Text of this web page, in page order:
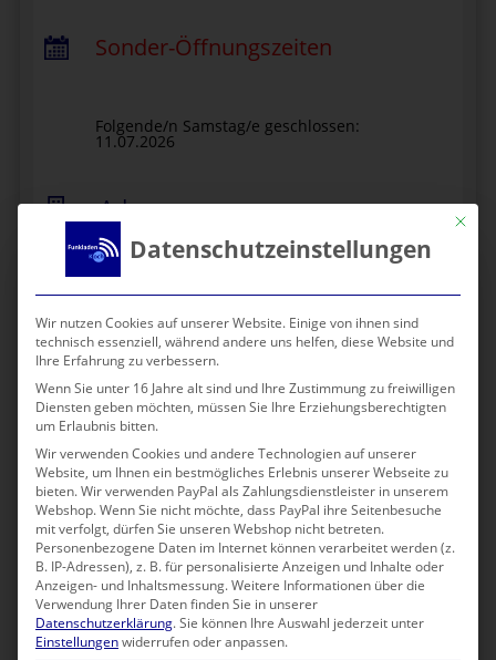
Sonder-Öffnungszeiten
Folgende/n Samstag/e geschlossen:
11.07.2026
Adresse
Niederauer Str. 43 | 01662 Meißen
ÖPNV:
ElbeCenter”
❯ ÖPNV-Linien-Info
Parken:
Parkplatz vorhanden
❯ Route finden
Telefon
+49 3521 731407
Shop-Telefon
+49 351 26056270
Funkladen-
Hotline
Deine Ansprechpartner
Verkauf & Service:
Mit
Datenschutzeinstellungen
Wir nutzen Cookies auf unserer Website. Einige von ihnen sind
technisch essenziell, während andere uns helfen, diese Website und
Ihre Erfahrung zu verbessern.
Wenn Sie unter 16 Jahre alt sind und Ihre Zustimmung zu freiwilligen
Diensten geben möchten, müssen Sie Ihre Erziehungsberechtigten
um Erlaubnis bitten.
Wir verwenden Cookies und andere Technologien auf unserer
Website, um Ihnen ein bestmögliches Erlebnis unserer Webseite zu
bieten. Wir verwenden PayPal als Zahlungsdienstleister in unserem
Webshop. Wenn Sie nicht möchte, dass PayPal ihre Seitenbesuche
mit verfolgt, dürfen Sie unseren Webshop nicht betreten.
Personenbezogene Daten im Internet können verarbeitet werden (z.
B. IP-Adressen), z. B. für personalisierte Anzeigen und Inhalte oder
Anzeigen- und Inhaltsmessung.Weitere Informationen über die
Verwendung Ihrer Daten finden Sie in unserer
Datenschutzerklärung.Sie können Ihre Auswahl jederzeit unter
Einstellungenwiderrufen oder anpassen.